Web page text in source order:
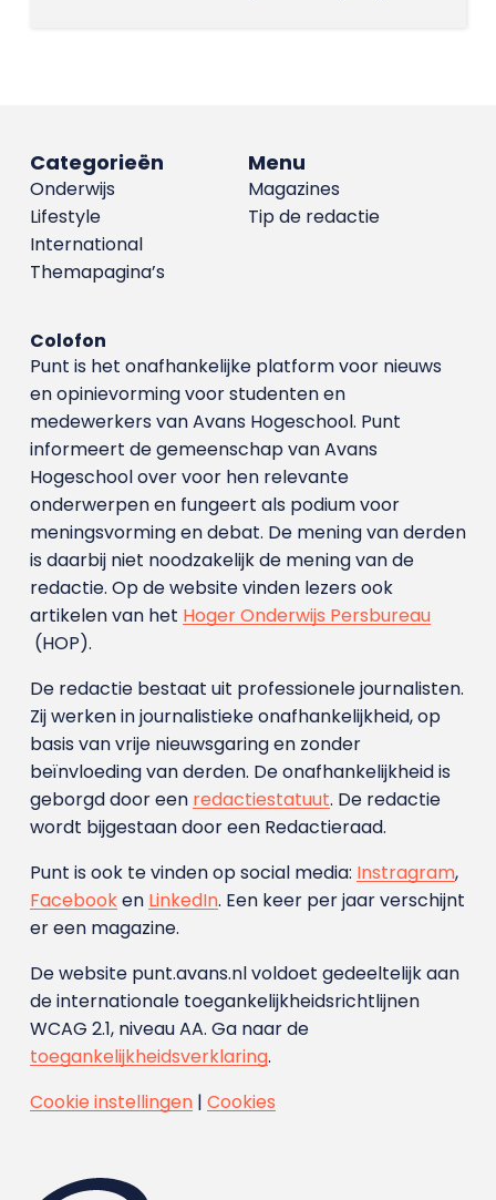
Menu
Magazines
Tip de redactie
Categorieën
Onderwijs
Lifestyle
International
Themapagina’s
Colofon
Punt is het onafhankelijke platform voor nieuws
en opinievorming voor studenten en
medewerkers van Avans Hoge­school. Punt
informeert de gemeenschap van Avans
Hogeschool over voor hen relevante
onderwerpen en fungeert als podium voor
meningsvorming en debat. De mening van derden
is daarbij niet noodzakelijk de mening van de
redactie. Op de website vinden lezers ook
artikelen van het Hoger Onderwijs Persbureau
(HOP).
De redactie bestaat uit professionele journalisten.
Zij werken in journalistieke onafhankelijkheid, op
basis van vrije nieuwsgaring en zonder
beïnvloeding van derden. De onafhankelijkheid is
geborgd door een redactiestatuut. De redactie
wordt bijgestaan door een Redactieraad.
Punt is ook te vinden op social media: Instragram,
Facebooken LinkedIn. Een keer per jaar verschijnt
er een magazine.
De website punt.avans.nl voldoet gedeeltelijk aan
de internationale toegankelijkheidsrichtlijnen
WCAG 2.1, niveau AA. Ga naar de
toegankelijkheidsverklaring.
Cookie instellingen| Cookies